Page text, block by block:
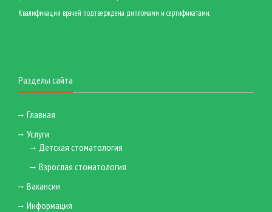
Квалификация врачей подтверждена дипломами и сертификатами.
Разделы сайта
Главная
Услуги
Детская стоматология
Взрослая стоматология
Вакансии
Информация